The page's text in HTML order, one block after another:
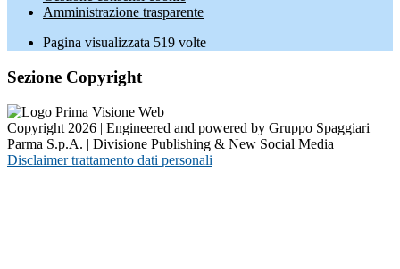
Amministrazione trasparente
Pagina visualizzata 519 volte
Sezione Copyright
Copyright 2026 | Engineered and powered by Gruppo Spaggiari
Parma S.p.A. | Divisione Publishing & New Social Media
Disclaimer trattamento dati personali